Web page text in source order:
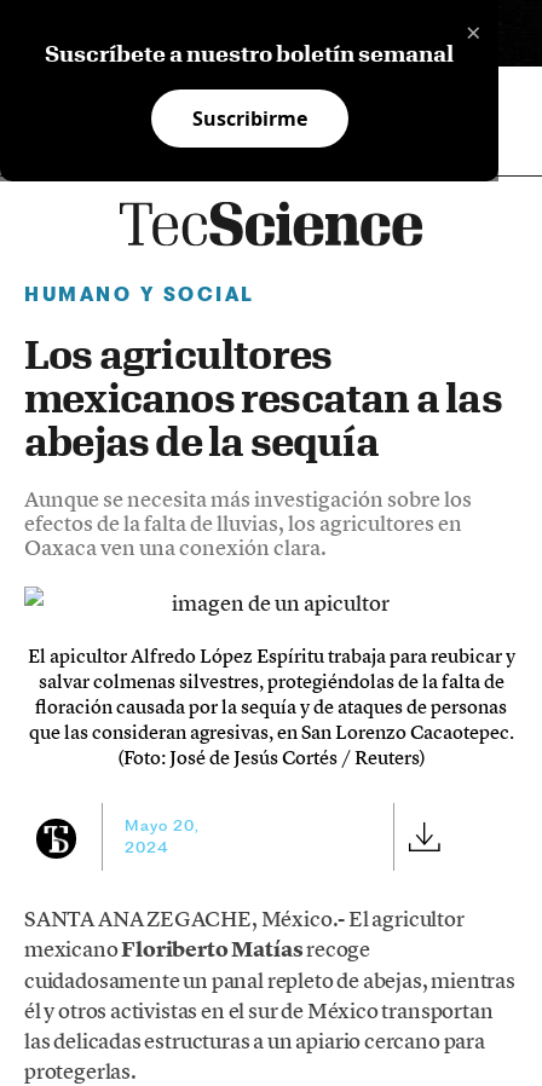
×
Suscríbete a nuestro boletín semanal
Suscribirme
HUMANO Y SOCIAL
Los agricultores
mexicanos rescatan a las
abejas de la sequía
Aunque se necesita más investigación sobre los
efectos de la falta de lluvias, los agricultores en
Oaxaca ven una conexión clara.
El apicultor Alfredo López Espíritu trabaja para reubicar y
salvar colmenas silvestres, protegiéndolas de la falta de
floración causada por la sequía y de ataques de personas
que las consideran agresivas, en San Lorenzo Cacaotepec.
(Foto: José de Jesús Cortés / Reuters)
Mayo 20,
2024
SANTA ANA ZEGACHE, México.- El agricultor
mexicanoFloriberto Matíasrecoge
cuidadosamente un panal repleto de abejas, mientras
él y otros activistas en el sur de México transportan
las delicadas estructuras a un apiario cercano para
protegerlas.